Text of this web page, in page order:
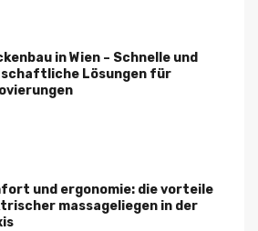
in Wien – Schnelle und
Lösungen für
und ergonomie: die vorteile
massageliegen in der